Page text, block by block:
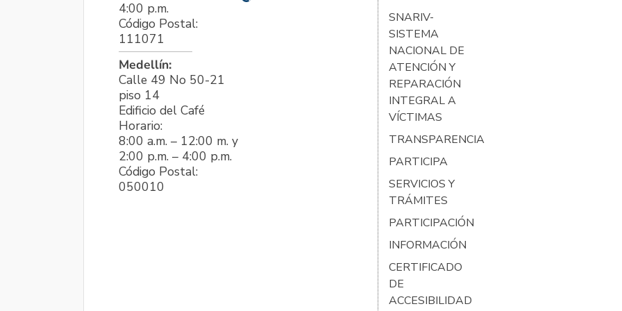
4:00 p.m.
Código Postal:
111071
Medellín:
Calle 49 No 50-21
piso 14
Edificio del Café
Horario:
8:00 a.m. – 12:00 m. y
2:00 p.m. – 4:00 p.m.
Código Postal:
050010
SNARIV-
SISTEMA
NACIONAL DE
ATENCIÓN Y
REPARACIÓN
INTEGRAL A
VÍCTIMAS
TRANSPARENCIA
PARTICIPA
SERVICIOS Y
TRÁMITES
PARTICIPACIÓN
INFORMACIÓN
CERTIFICADO
DE
ACCESIBILIDAD